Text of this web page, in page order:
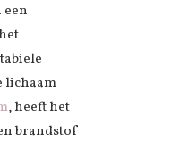
een
lichaam
, heeft het
brandstof